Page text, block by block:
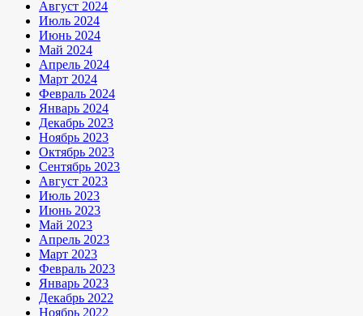
Август 2024
Июль 2024
Июнь 2024
Май 2024
Апрель 2024
Март 2024
Февраль 2024
Январь 2024
Декабрь 2023
Ноябрь 2023
Октябрь 2023
Сентябрь 2023
Август 2023
Июль 2023
Июнь 2023
Май 2023
Апрель 2023
Март 2023
Февраль 2023
Январь 2023
Декабрь 2022
Ноябрь 2022